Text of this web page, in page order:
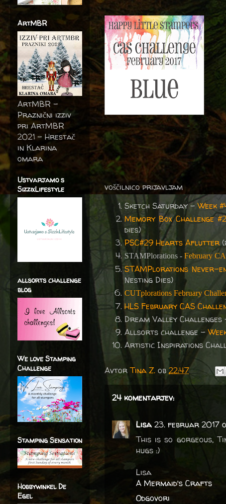
voščilnico prijavljam
Sketch Saturday -Week
Memory Box Challenge
dies)
PSC#29 Hearts Aflutter
STAMPlorations - February
STAMPlorations Never-
Nesting Dies)
CUTplorations February
HLS February CAS
Dream Valley Challenges
Allsorts challenge -
Artistic Inspirations
AvtorTina Z. ob 22:47
24 komentarjev:
Lisa 23. februar 2017
This is so gorgeous,
hugs :)
Lisa
A Mermaid's Crafts
Odgovori
ArtMBR
ArtMBR -
Praznični izziv
pri ArtMBR
2021 – Hrestač
in Klarina
omara
Ustvarjamo s
SizzixLifestyle
allsorts challenge
blog
We love Stamping
Challenge
Stamping Sensation
Hobbywinkel De
Egel